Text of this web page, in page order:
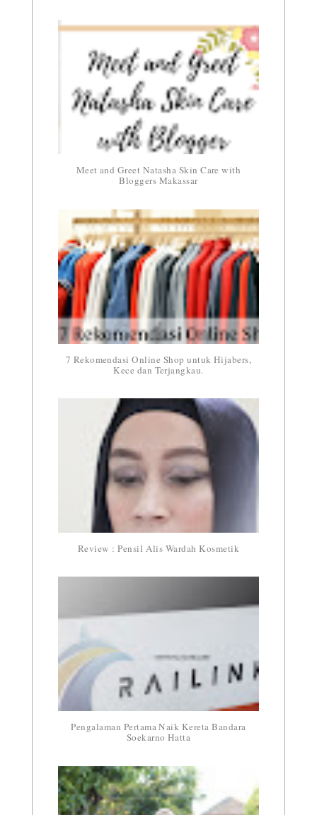
Meet and Greet Natasha Skin Care with
Bloggers Makassar
7 Rekomendasi Online Shop untuk Hijabers,
Kece dan Terjangkau.
Review : Pensil Alis Wardah Kosmetik
Pengalaman Pertama Naik Kereta Bandara
Soekarno Hatta